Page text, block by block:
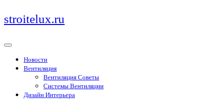
Перейти
к
stroitelux.ru
Новости
Вентиляция
Вентиляция Советы
Системы Вентиляции
Дизайн Интерьера